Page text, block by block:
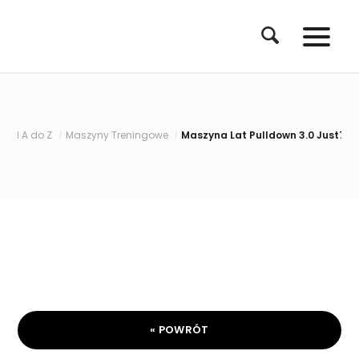
A do Z / Maszyny Treningowe / Maszyna Lat Pulldown 3.0 Just7Gym
« POWRÓT